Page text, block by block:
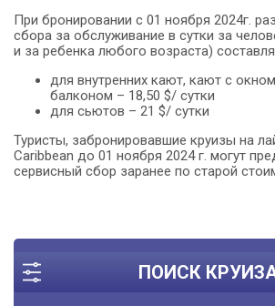
ПОИСК
При бронировании с 01 ноября 2024г.
сбора за обслуживание в сутки за
и за ребенка любого возраста)
для внутренних кают, кают с
балконом – 18,50 $/ сутки
для сьютов – 21 $/ сутки
Туристы, забронировавшие круизы на
Caribbean до 01 ноября 2024 г. могут
сервисный сбор заранее по старой